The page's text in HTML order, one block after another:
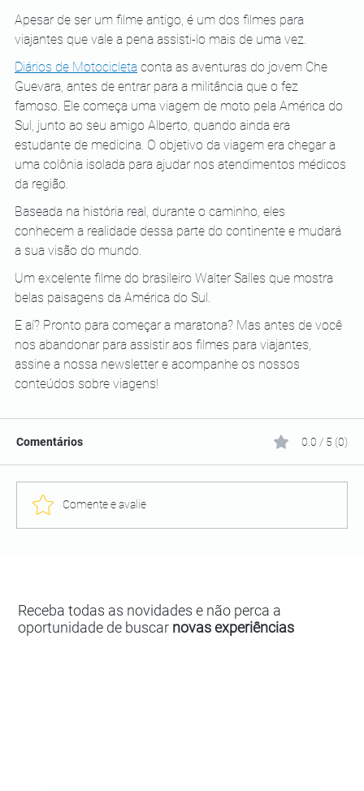
Apesar de ser um filme antigo, é um dos filmes para
viajantes que vale a pena assisti-lo mais de uma vez.
Diários de Motocicleta conta as aventuras do jovem Che
Guevara, antes de entrar para a militância que o fez
famoso. Ele começa uma viagem de moto pela América do
Sul, junto ao seu amigo Alberto, quando ainda era
estudante de medicina. O objetivo da viagem era chegar a
uma colônia isolada para ajudar nos atendimentos médicos
da região.
Baseada na história real, durante o caminho, eles
conhecem a realidade dessa parte do continente e mudará
a sua visão do mundo.
Um excelente filme do brasileiro Walter Salles que mostra
belas paisagens da América do Sul.
E aí? Pronto para começar a maratona? Mas antes de você
nos abandonar para assistir aos filmes para viajantes,
assine a nossa newsletter e acompanhe os nossos
conteúdos sobre viagens!
Comentários 0.0 / 5 (0)
Comente e avalie
Receba todas as novidades e não perca a
oportunidade de buscar novas experiências